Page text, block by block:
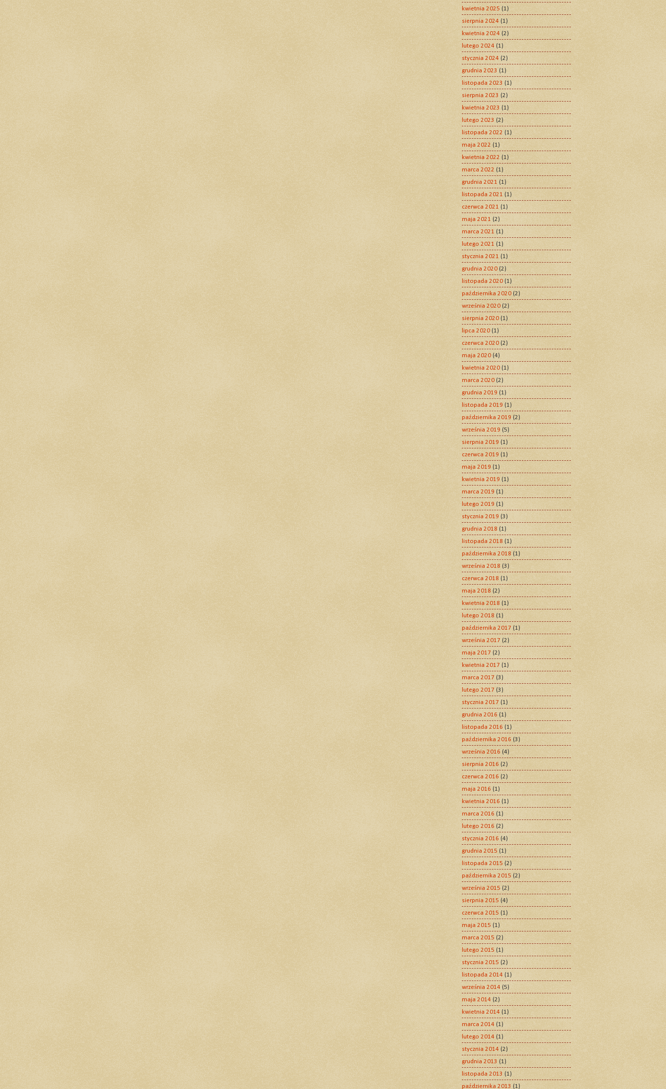
kwietnia 2025 (1)
sierpnia 2024 (1)
kwietnia 2024 (2)
lutego 2024 (1)
stycznia 2024 (2)
grudnia 2023 (1)
listopada 2023 (1)
sierpnia 2023 (2)
kwietnia 2023 (1)
lutego 2023 (2)
listopada 2022 (1)
maja 2022 (1)
kwietnia 2022 (1)
marca 2022 (1)
grudnia 2021 (1)
listopada 2021 (1)
czerwca 2021 (1)
maja 2021 (2)
marca 2021 (1)
lutego 2021 (1)
stycznia 2021 (1)
grudnia 2020 (2)
listopada 2020 (1)
października 2020 (2)
września 2020 (2)
sierpnia 2020 (1)
lipca 2020 (1)
czerwca 2020 (2)
maja 2020 (4)
kwietnia 2020 (1)
marca 2020 (2)
grudnia 2019 (1)
listopada 2019 (1)
października 2019 (2)
września 2019 (5)
sierpnia 2019 (1)
czerwca 2019 (1)
maja 2019 (1)
kwietnia 2019 (1)
marca 2019 (1)
lutego 2019 (1)
stycznia 2019 (3)
grudnia 2018 (1)
listopada 2018 (1)
października 2018 (1)
września 2018 (3)
czerwca 2018 (1)
maja 2018 (2)
kwietnia 2018 (1)
lutego 2018 (1)
października 2017 (1)
września 2017 (2)
maja 2017 (2)
kwietnia 2017 (1)
marca 2017 (3)
lutego 2017 (3)
stycznia 2017 (1)
grudnia 2016 (1)
listopada 2016 (1)
października 2016 (3)
września 2016 (4)
sierpnia 2016 (2)
czerwca 2016 (2)
maja 2016 (1)
kwietnia 2016 (1)
marca 2016 (1)
lutego 2016 (2)
stycznia 2016 (4)
grudnia 2015 (1)
listopada 2015 (2)
października 2015 (2)
września 2015 (2)
sierpnia 2015 (4)
czerwca 2015 (1)
maja 2015 (1)
marca 2015 (2)
lutego 2015 (1)
stycznia 2015 (2)
listopada 2014 (1)
września 2014 (5)
maja 2014 (2)
kwietnia 2014 (1)
marca 2014 (1)
lutego 2014 (1)
stycznia 2014 (2)
grudnia 2013 (1)
listopada 2013 (1)
października 2013 (1)